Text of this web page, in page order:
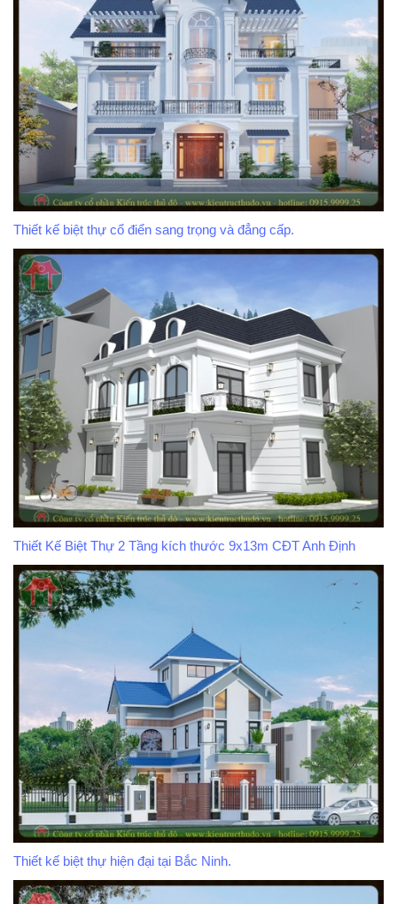
Thiết kế biệt thự cổ điển sang trọng và đẳng cấp.
Thiết Kế Biệt Thự 2 Tầng kích thước 9x13m CĐT Anh Định
Thiết kế biệt thự hiện đại tại Bắc Ninh.